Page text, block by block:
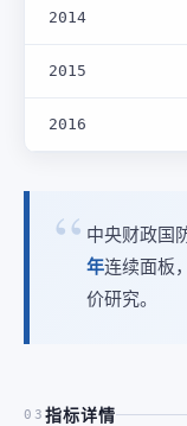
2014
2015
2016
中央财政国
年连续面板
价研究。
03 指标详情